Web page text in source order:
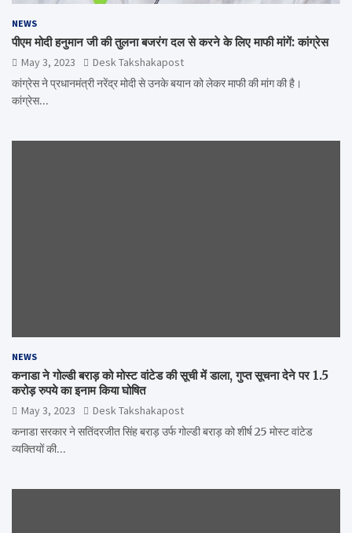
NEWS
पीएम मोदी हनुमान जी की तुलना बजरंग दल से करने के लिए माफी मांगें: कांग्रेस
May 3, 2023
Desk Takshakapost
कांग्रेस ने प्रधानमंत्री नरेंद्र मोदी से उनके बयान को लेकर माफी की मांग की है।
कांग्रेस…
NEWS
कनाडा ने गोल्डी बराड़ को मोस्ट वांटेड की सूची में डाला, गुप्त सूचना देने पर 1.5
करोड़ रुपये का इनाम किया घोषित
May 3, 2023
Desk Takshakapost
कनाडा सरकार ने सतिंदरजीत सिंह बराड़ उर्फ गोल्डी बराड़ को शीर्ष 25 मोस्ट वांटेड
व्यक्तियों की…